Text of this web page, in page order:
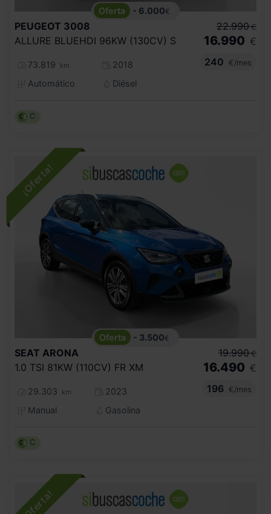
- 6.000€
PEUGEOT 3008
ALLURE BLUEHDI 96KW (130CV) S
73.819 km
2018
Automático
Diésel
22.990 €
16.990 €
240
€/mes
C
- 3.500€
SEAT ARONA
1.0 TSI 81KW (110CV) FR XM
29.303 km
2023
Manual
Gasolina
19.990 €
16.490 €
196
€/mes
C